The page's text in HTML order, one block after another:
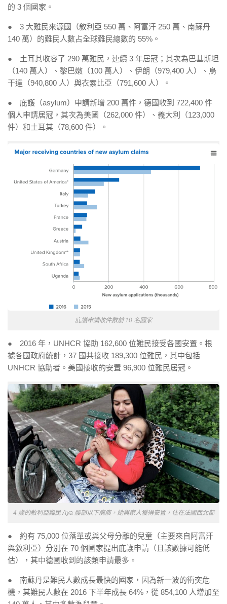
的 3 個國家。
● 3 大難民來源國（敘利亞 550 萬、阿富汗 250 萬、南蘇丹
140 萬）的難民人數占全球難民總數的 55%。
● 土耳其收容了 290 萬難民，連續 3 年居冠；其次為巴基斯坦
（140 萬人）、黎巴嫩（100 萬人）、伊朗（979,400 人）、烏
干達（940,800 人）與衣索比亞（791,600 人）。
● 庇護（asylum）申請新增 200 萬件，德國收到 722,400 件
個人申請居冠，其次為美國（262,000 件）、義大利（123,000
件）和土耳其（78,600 件）。
庇護申請收件數前 10 名國家
● 2016 年，UNHCR 協助 162,600 位難民接受各國安置。根
據各國政府統計，37 國共接收 189,300 位難民，其中包括
UNHCR 協助者。美國接收的安置 96,900 位難民居冠。
4 歲的敘利亞難民 Aya 腰部以下癱瘓，她與家人獲得安置，住在法國西北部
● 約有 75,000 位落單或與父母分離的兒童（主要來自阿富汗
與敘利亞）分別在 70 個國家提出庇護申請（且該數據可能低
估），其中德國收到的該類申請最多。
● 南蘇丹是難民人數成長最快的國家，因為新一波的衝突危
機，其難民人數在 2016 下半年成長 64%，從 854,100 人增加至